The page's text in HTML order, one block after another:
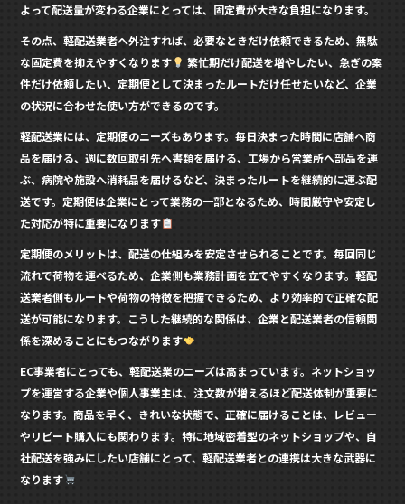
よって配送量が変わる企業にとっては、固定費が大きな負担になります。
その点、軽配送業者へ外注すれば、必要なときだけ依頼できるため、無駄
な固定費を抑えやすくなります
繁忙期だけ配送を増やしたい、急ぎの案
件だけ依頼したい、定期便として決まったルートだけ任せたいなど、企業
の状況に合わせた使い方ができるのです。
軽配送業には、定期便のニーズもあります。毎日決まった時間に店舗へ商
品を届ける、週に数回取引先へ書類を届ける、工場から営業所へ部品を運
ぶ、病院や施設へ消耗品を届けるなど、決まったルートを継続的に運ぶ配
送です。定期便は企業にとって業務の一部となるため、時間厳守や安定し
た対応が特に重要になります
定期便のメリットは、配送の仕組みを安定させられることです。毎回同じ
流れで荷物を運べるため、企業側も業務計画を立てやすくなります。軽配
送業者側もルートや荷物の特徴を把握できるため、より効率的で正確な配
送が可能になります。こうした継続的な関係は、企業と配送業者の信頼関
係を深めることにもつながります
EC事業者にとっても、軽配送業のニーズは高まっています。ネットショッ
プを運営する企業や個人事業主は、注文数が増えるほど配送体制が重要に
なります。商品を早く、きれいな状態で、正確に届けることは、レビュー
やリピート購入にも関わります。特に地域密着型のネットショップや、自
社配送を強みにしたい店舗にとって、軽配送業者との連携は大きな武器に
なります